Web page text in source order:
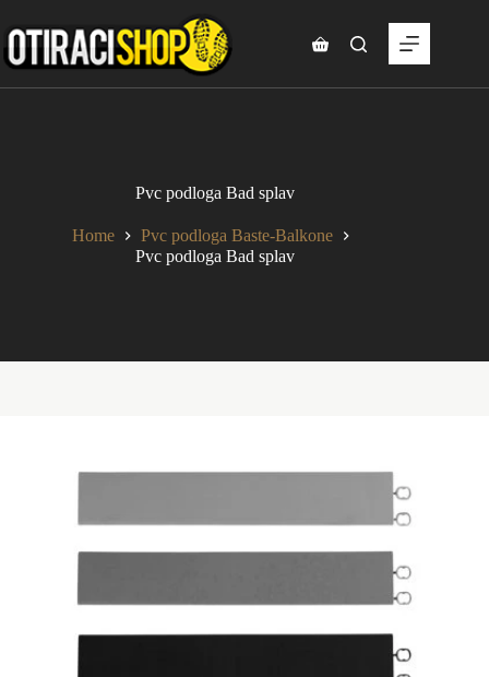
to
content
Shopping
Pvc podloga Bad splav
Home
Pvc podloga Baste-Balkone
Pvc podloga Bad splav